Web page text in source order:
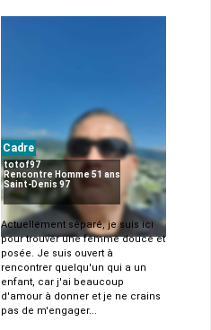
Cadre
totof97
Rencontre Homme 51 ans
Saint-Denis 97
Actuellement séparé, je suis ici
pour trouver une femme douce et
posée. Je suis ouvert à
rencontrer quelqu'un qui a un
enfant, car j'ai beaucoup
d'amour à donner et je ne crains
pas de m'engager...